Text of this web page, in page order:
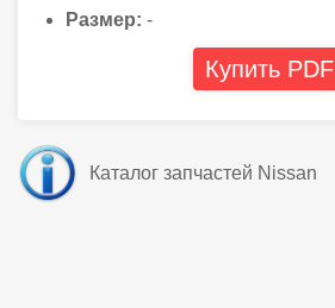
Размер: -
Купить PDF
Каталог запчастей Nissan